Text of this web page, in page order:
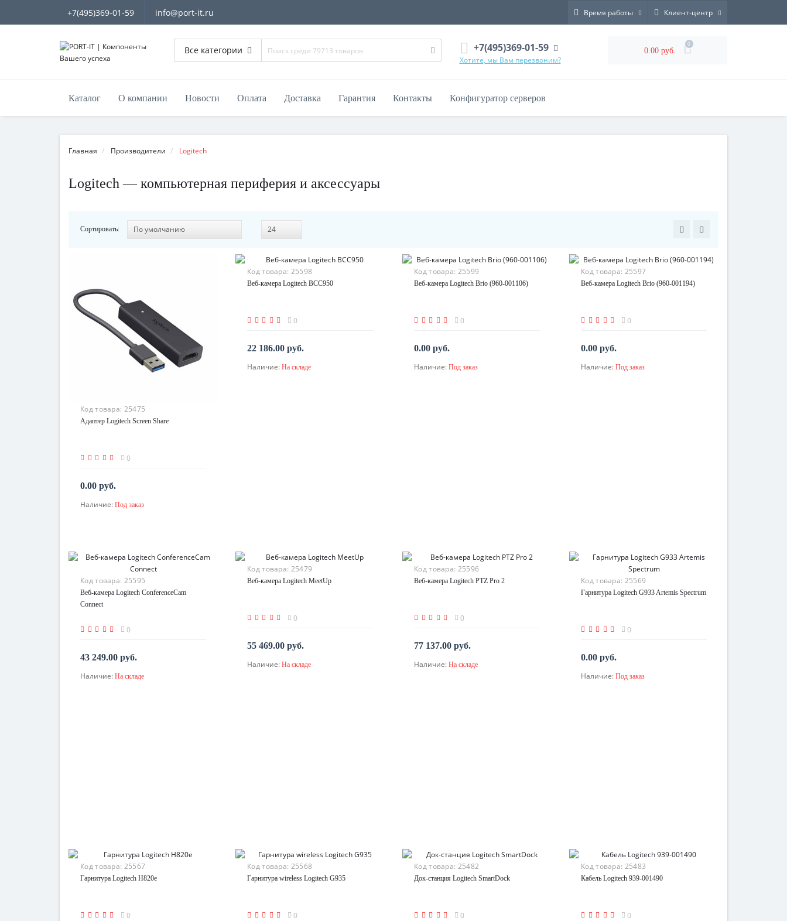
+7(495)369-01-59 info@port-it.ru Время работы Клиент-центр
Все категории +7(495)369-01-59
Хотите, мы Вам перезвоним?
0.00 руб.
0
Каталог О компании Новости Оплата Доставка Гарантия Контакты Конфигуратор серверов
Главная Производители Logitech
Logitech — компьютерная периферия и аксессуары
Сортировать:
Код товара: 25475
Адаптер Logitech Screen Share
0
0.00 руб.
По запросу
Наличие: Под заказ
Код товара: 25598
Веб-камера Logitech BCC950
0
22 186.00 руб.
В корзину
Наличие: На складе
Код товара: 25599
Веб-камера Logitech Brio (960-001106)
0
0.00 руб.
По запросу
Наличие: Под заказ
Код товара: 25597
Веб-камера Logitech Brio (960-001194)
0
0.00 руб.
По запросу
Наличие: Под заказ
Код товара: 25595
Веб-камера Logitech ConferenceCam
Connect
0
43 249.00 руб.
В корзину
Наличие: На складе
Код товара: 25479
Веб-камера Logitech MeetUp
0
55 469.00 руб.
В корзину
Наличие: На складе
Код товара: 25596
Веб-камера Logitech PTZ Pro 2
0
77 137.00 руб.
В корзину
Наличие: На складе
Код товара: 25569
Гарнитура Logitech G933 Artemis Spectrum
0
0.00 руб.
По запросу
Наличие: Под заказ
Код товара: 25567
Гарнитура Logitech H820e
0
Код товара: 25568
Гарнитура wireless Logitech G935
0
Код товара: 25482
Док-станция Logitech SmartDock
0
Код товара: 25483
Кабель Logitech 939-001490
0